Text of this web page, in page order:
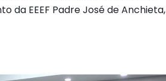
da EEEF Padre José de Anchieta,